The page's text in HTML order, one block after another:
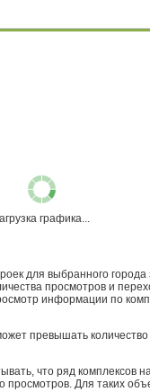
графика...
для выбранного города
просмотров и
информации по
превышать
что ряд комплексов
просмотров. Для таких